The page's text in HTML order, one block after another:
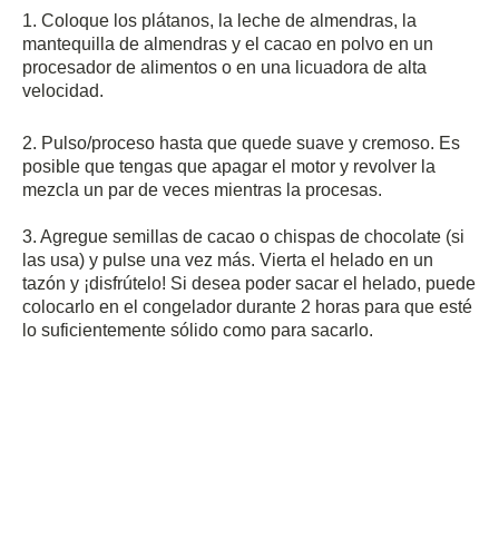
1. Coloque los plátanos, la leche de almendras, la
mantequilla de almendras y el cacao en polvo en un
procesador de alimentos o en una licuadora de alta
velocidad.
2. Pulso/proceso hasta que quede suave y cremoso. Es
posible que tengas que apagar el motor y revolver la
mezcla un par de veces mientras la procesas.
3. Agregue semillas de cacao o chispas de chocolate (si
las usa) y pulse una vez más. Vierta el helado en un
tazón y ¡disfrútelo! Si desea poder sacar el helado, puede
colocarlo en el congelador durante 2 horas para que esté
lo suficientemente sólido como para sacarlo.